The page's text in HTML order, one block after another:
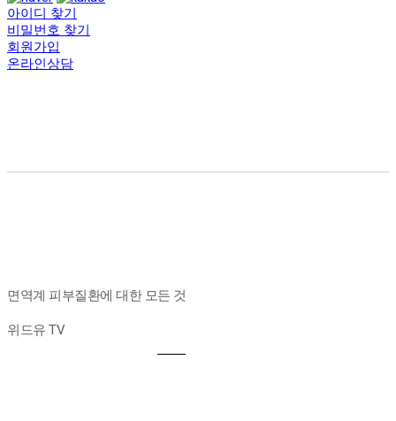
아이디 찾기
비밀번호 찾기
회원가입
온라인상담
면역계 피부질환에 대한 모든 것
위드유 TV